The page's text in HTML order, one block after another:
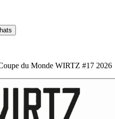
du Monde WIRTZ #17 2026